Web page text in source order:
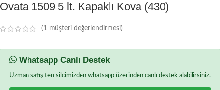
Ovata 1509 5 lt. Kapaklı Kova (430)
(1 müşteri değerlendirmesi)
Whatsapp Canlı Destek
Uzman satış temsilcimizden whatsapp üzerinden canlı destek alabilirsiniz.